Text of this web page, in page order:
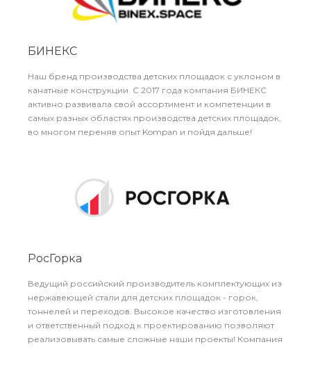
БИНЕКС
Наш бренд производства детских площадок с уклоном в
канатные конструкции. С 2017 года компания БИНЕКС
активно развивала свой ассортимент и компетенции в
самых разных областях производства детских площадок,
во многом переняв опыт Kompan и пойдя дальше!
РосГорка
Ведущий российский производитель комплектующих из
нержавеющей стали для детских площадок - горок,
тоннелей и переходов. Высокое качество изготовления
и ответственный подход к проектированию позволяют
реализовывать самые сложные наши проекты! Компания